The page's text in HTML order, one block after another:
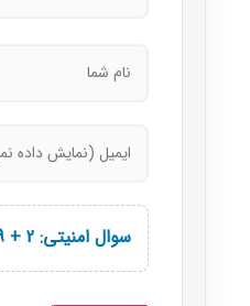
سوال امنیتی: 2 + 9 =